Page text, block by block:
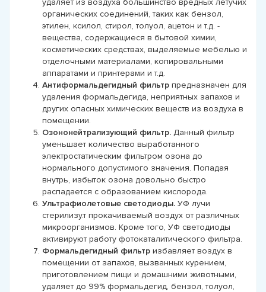
органических соединений, таких как бензол,
этилен, ксилол, стирол, толуол, ацетон и т.д. -
вещества, содержащиеся в бытовой химии,
косметических средствах, выделяемые мебелью и
отделочными материалами, копировальными
аппаратами и принтерами и т.д.
Антиформальдегидный фильтр предназначен для
удаления формальдегида, неприятных запахов и
других опасных химических веществ из воздуха в
помещении.
Озононейтрализующий фильтр. Данный фильтр
уменьшает количество выработанного
электростатическим фильтром озона до
нормального допустимого значения. Попадая
внутрь, избыток озона довольно быстро
распадается с образованием кислорода.
Ультрафиолетовые светодиоды. УФ лучи
стерилизу.т прокачиваемый воздух от различных
микроорганизмов. Кроме того, УФ светодиоды
активируют работу фотокаталитического фильтра.
Формальдегидный фильтр избавляет воздух в
помещении от запахов, вызванных курением,
приготовлением пищи и домашними животными,
удаляет до 99% формальдегид, бензол, толуол,